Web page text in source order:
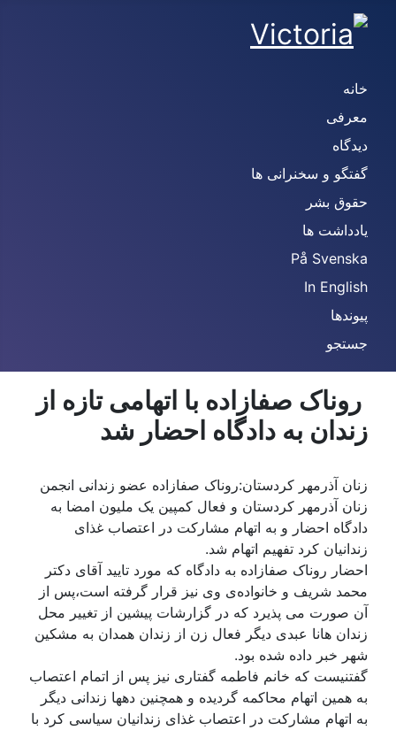
خانه
معرفی
دیدگاه
گفتگو و سخنرانی ها
حقوق بشر
یادداشت ها
På Svenska
In English
پیوندها
جستجو
روناک صفازاده‌ با اتهامی تازه‌ از
زندان به‌ دادگاه احضار شد
زنان آذرمهر کردستان:روناک صفازاده‌ عضو زندانی انجمن
زنان آذرمهر کردستان و فعال کمپین یک ملیون امضا به‌
دادگاه احضار و به‌ اتهام مشارکت در اعتصاب غذای
زندانیان کرد تفهیم اتهام شد.
احضار روناک صفازاده‌ به‌ دادگاه که‌ مورد تایید آقای دکتر
محمد شریف و خانواده‌ی وی نیز قرار گرفته‌ است،پس از
آن صورت می پذیرد که‌ در گزارشات پیشین از تغییر محل
زندان هانا عبدی دیگر فعال زن از زندان همدان به‌ مشکین
شهر خبر داده‌ شده‌ بود.
گفتنیست که‌ خانم فاطمه‌ گفتاری نیز پس از اتمام اعتصاب
به‌ همین اتهام محاکمه‌ گردیده‌ و همچنین دهها زندانی دیگر
به‌ اتهام مشارکت در اعتصاب غذای زندانیان سیاسی کرد با